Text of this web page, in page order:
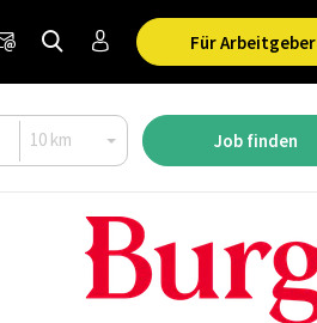
Für Arbeitgeber
Job finden